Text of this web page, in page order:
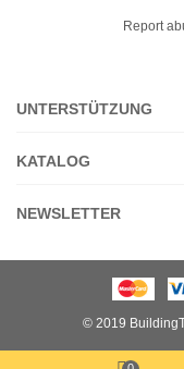
Report
UNTERSTÜTZUNG
KATALOG
NEWSLETTER
© 2019